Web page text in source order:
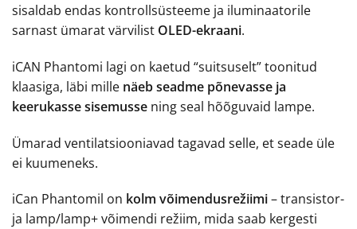
sisaldab endas kontrollsüsteeme ja iluminaatorile
sarnast ümarat värvilist OLED-ekraani.
iCAN Phantomi lagi on kaetud “suitsuselt” toonitud
klaasiga, läbi mille näeb seadme põnevasse ja
keerukasse sisemusse ning seal hõõguvaid lampe.
Ümarad ventilatsiooniavad tagavad selle, et seade üle
ei kuumeneks.
iCan Phantomil on kolm võimendusrežiimi– transistor-
ja lamp/lamp+ võimendi režiim, mida saab kergesti